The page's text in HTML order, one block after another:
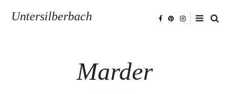
Untersilberbach
Marder